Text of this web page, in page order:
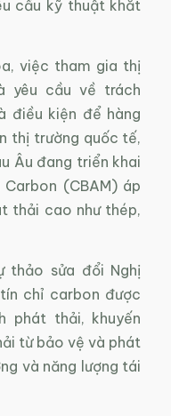
cầu kỹ thuật khắt
việc tham gia thị
yêu cầu về trách
điều kiện để hàng
thị trường quốc tế,
Âu đang triển khai
(CBAM) áp
thải cao như thép,
thảo sửa đổi Nghị
chỉ carbon được
phát thải, khuyến
từ bảo vệ và phát
và năng lượng tái